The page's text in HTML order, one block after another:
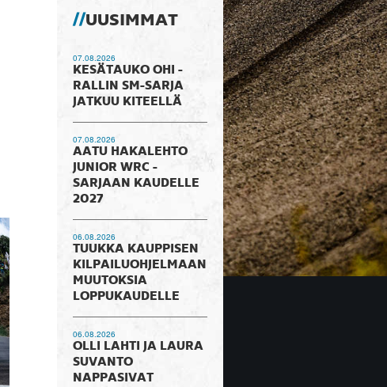
UUSIMMAT
07.08.2026
KESÄTAUKO OHI -
RALLIN SM-SARJA
JATKUU KITEELLÄ
07.08.2026
AATU HAKALEHTO
JUNIOR WRC -
SARJAAN KAUDELLE
2027
06.08.2026
TUUKKA KAUPPISEN
KILPAILUOHJELMAAN
MUUTOKSIA
LOPPUKAUDELLE
06.08.2026
OLLI LAHTI JA LAURA
SUVANTO
NAPPASIVAT